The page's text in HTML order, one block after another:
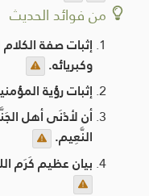
من فوائد الحديث
إثبات صفة
وكبريائه.
إثبات رؤية
أن لأدْنَى أهل
النَّعِيم.
بيان عظيم كَرَم